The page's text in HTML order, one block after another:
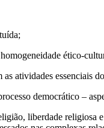
ético-
atividades essenciais
democrático –
liberdade